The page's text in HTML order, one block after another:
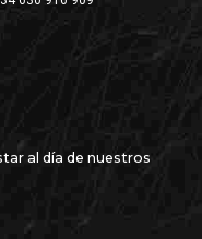
al día de nuestros